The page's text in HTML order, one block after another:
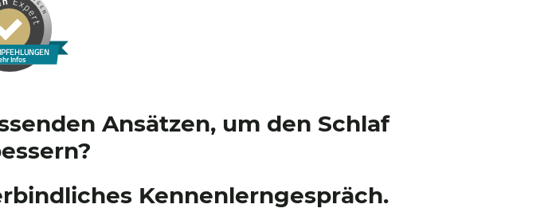
Infos
Ansätzen, um den Schlaf
Kennenlerngespräch.